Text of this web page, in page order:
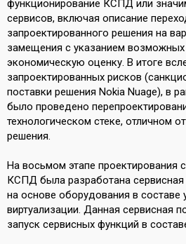
функционирование КСПД или
сервисов, включая описание
запроектированного решения на
замещения с указанием возможных
экономическую оценку. В итоге
запроектированных рисков
поставки решения Nokia Nuage), в
было проведено
технологическом стеке, отличном
решения.
На восьмом этапе проектирования
КСПД была разработана
на основе оборудования в
виртуализации. Данная сервисная
запуск сервисных функций в